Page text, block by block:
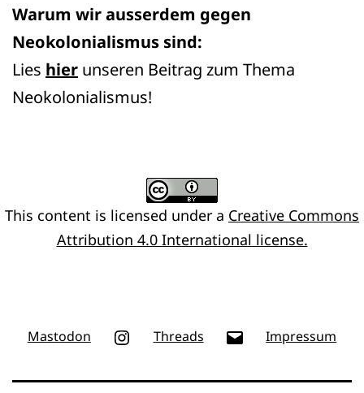
Warum wir ausserdem gegen
Neokolonialismus sind:
Lies hier unseren Beitrag zum Thema
Neokolonialismus!
This content is licensed under a Creative Commons
Attribution 4.0 International license.
Mastodon Instagram
Threads Impressum